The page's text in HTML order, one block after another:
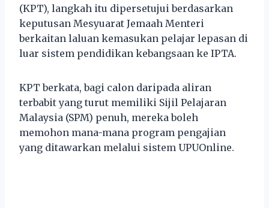
(KPT), langkah itu dipersetujui berdasarkan
keputusan Mesyuarat Jemaah Menteri
berkaitan laluan kemasukan pelajar lepasan di
luar sistem pendidikan kebangsaan ke IPTA.
KPT berkata, bagi calon daripada aliran
terbabit yang turut memiliki Sijil Pelajaran
Malaysia (SPM) penuh, mereka boleh
memohon mana-mana program pengajian
yang ditawarkan melalui sistem UPUOnline.